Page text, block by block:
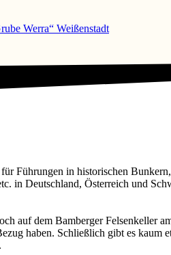
Werra“ Weißenstadt
Führungen in historischen
in Deutschland, Österreich und
auf dem Bamberger Felsenkeller
haben. Schließlich gibt es kaum